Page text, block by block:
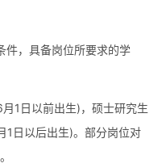
件，具备岗位所要求的学
1日以前出生)，硕士研究生
日以后出生)。部分岗位对